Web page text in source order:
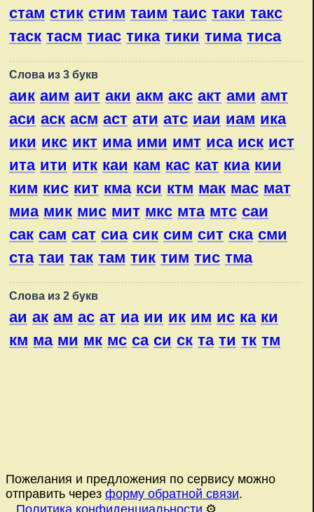
стам стик стим таим таис таки такс
таск тасм тиас тика тики тима тиса
Слова из 3 букв
аик аим аит аки акм акс акт ами амт
аси аск асм аст ати атс иаи иам ика
ики икс икт има ими имт иса иск ист
ита ити итк каи кам кас кат киа кии
ким кис кит кма кси ктм мак мас мат
миа мик мис мит мкс мта мтс саи
сак сам сат сиа сик сим сит ска сми
ста таи так там тик тим тис тма
Слова из 2 букв
аи ак ам ас ат иа ии ик им ис ка ки
км ма ми мк мс са си ск та ти тк тм
Пожелания и предложения по сервису можно
отправить через форму обратной связи.
Политика конфиденциальности